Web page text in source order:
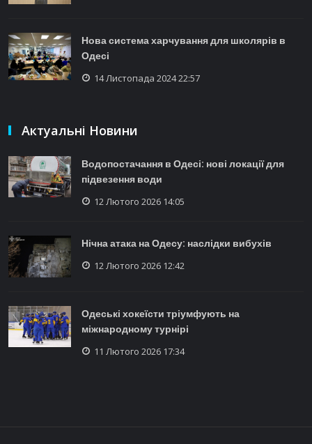
Нова система харчування для школярів в
Одесі
14 Листопада 2024 22:57
Актуальні Новини
Водопостачання в Одесі: нові локації для
підвезення води
12 Лютого 2026 14:05
Нічна атака на Одесу: наслідки вибухів
12 Лютого 2026 12:42
Одеські хокеїсти тріумфують на
міжнародному турнірі
11 Лютого 2026 17:34